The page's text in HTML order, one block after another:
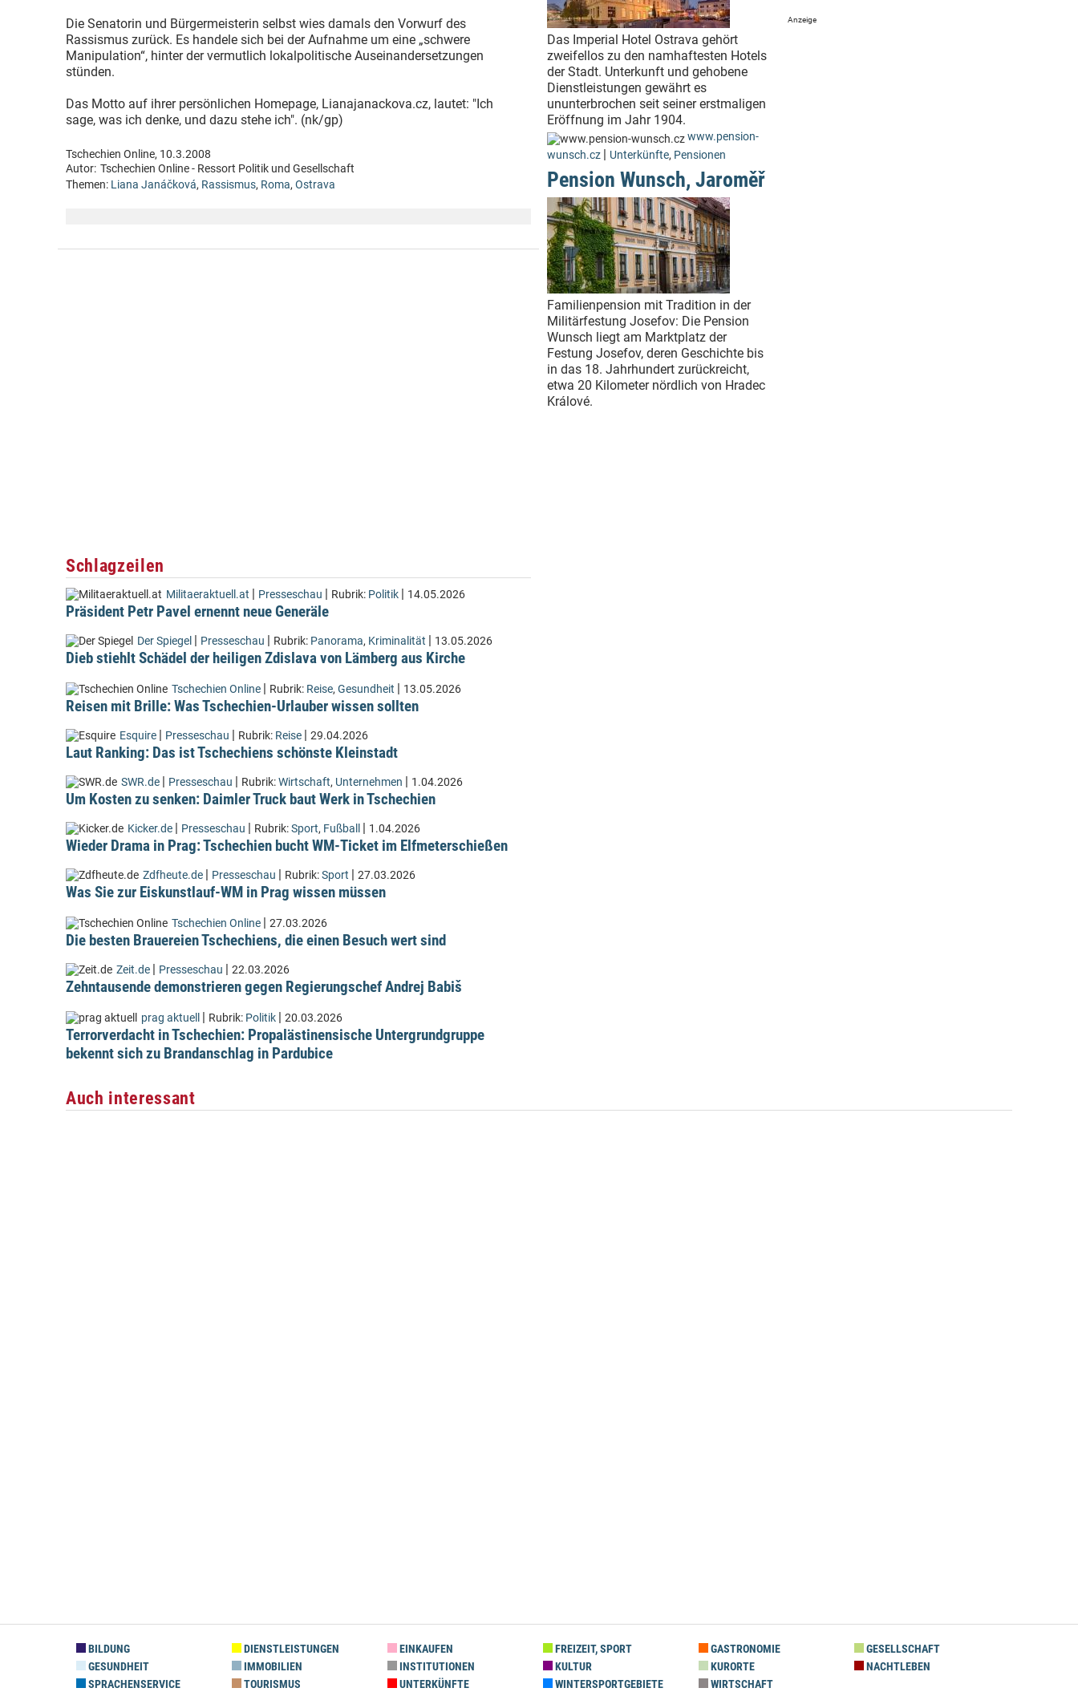
Die Senatorin und Bürgermeisterin selbst wies damals den Vorwurf des
Rassismus zurück. Es handele sich bei der Aufnahme um eine „schwere
Manipulation“, hinter der vermutlich lokalpolitische Auseinandersetzungen
stünden.
Das Motto auf ihrer persönlichen Homepage, Lianajanackova.cz, lautet: "Ich
sage, was ich denke, und dazu stehe ich". (nk/gp)
Tschechien Online, 10.3.2008
Autor: Tschechien Online - Ressort Politik und Gesellschaft
Themen: Liana Janáčková, Rassismus, Roma, Ostrava
Schlagzeilen
Militaeraktuell.at | Presseschau | Rubrik: Politik | 14.05.2026
Präsident Petr Pavel ernennt neue Generäle
Der Spiegel | Presseschau | Rubrik: Panorama, Kriminalität | 13.05.2026
Dieb stiehlt Schädel der heiligen Zdislava von Lämberg aus Kirche
Tschechien Online | Rubrik: Reise, Gesundheit | 13.05.2026
Reisen mit Brille: Was Tschechien-Urlauber wissen sollten
Esquire | Presseschau | Rubrik: Reise | 29.04.2026
Laut Ranking: Das ist Tschechiens schönste Kleinstadt
SWR.de | Presseschau | Rubrik:Wirtschaft, Unternehmen | 1.04.2026
Um Kosten zu senken: Daimler Truck baut Werk in Tschechien
Kicker.de | Presseschau | Rubrik:Sport, Fußball | 1.04.2026
Wieder Drama in Prag: Tschechien bucht WM-Ticket im Elfmeterschießen
Zdfheute.de | Presseschau | Rubrik:Sport | 27.03.2026
Was Sie zur Eiskunstlauf-WM in Prag wissen müssen
Tschechien Online | 27.03.2026
Die besten Brauereien Tschechiens, die einen Besuch wert sind
Zeit.de | Presseschau | 22.03.2026
Zehntausende demonstrieren gegen Regierungschef Andrej Babiš
prag aktuell | Rubrik: Politik | 20.03.2026
Terrorverdacht in Tschechien: Propalästinensische Untergrundgruppe
bekennt sich zu Brandanschlag in Pardubice
Das Imperial Hotel Ostrava gehört
zweifellos zu den namhaftesten Hotels
der Stadt. Unterkunft und gehobene
Dienstleistungen gewährt es
ununterbrochen seit seiner erstmaligen
Eröffnung im Jahr 1904.
www.pension-
wunsch.cz | Unterkünfte, Pensionen
Pension Wunsch, Jaroměř
Familienpension mit Tradition in der
Militärfestung Josefov: Die Pension
Wunsch liegt am Marktplatz der
Festung Josefov, deren Geschichte bis
in das 18. Jahrhundert zurückreicht,
etwa 20 Kilometer nördlich von Hradec
Králové.
Auch interessant
BILDUNG DIENSTLEISTUNGEN EINKAUFEN FREIZEIT, SPORT GASTRONOMIE
GESELLSCHAFT
GESUNDHEIT
IMMOBILIEN INSTITUTIONEN KULTUR KURORTE
NACHTLEBEN
SPRACHENSERVICE
TOURISMUS UNTERKÜNFTE WINTERSPORTGEBIETE WIRTSCHAFT